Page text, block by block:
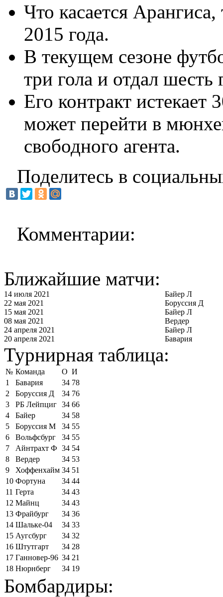
Что касается
2015 года.
В текущем сезоне
три гола и отдал шесть
Его контракт
может перейти в
свободного агента.
Поделитесь в
Комментарии:
Ближайшие матчи:
14 июля 2021
Байер Л
22 мая 2021
Боруссия Д
15 мая 2021
Байер Л
08 мая 2021
Вердер
24 апреля 2021
Байер Л
20 апреля 2021
Бавария
Турнирная таблица:
№ Команда О И
1
Бавария 34 78
2
Боруссия Д 34 76
3
РБ Лейпциг 34 66
4
Байер 34 58
5
Боруссия М 34 55
6
Вольфсбург 34 55
7
Айнтрахт Ф 34 54
8
Вердер 34 53
9
Хоффенхайм 34 51
10 Фортуна 34 44
11 Герта 34 43
12 Майнц 34 43
13 Фрайбург 34 36
14 Шальке-04 34 33
15 Аугсбург 34 32
16 Штутгарт 34 28
17 Ганновер-96 34 21
18 Нюрнберг 34 19
Бомбардиры: